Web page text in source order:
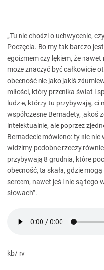
„Tu nie chodzi o uchwycenie,
Poczęcia. Bo my tak bardzo
egoizmem czy lękiem, że
może znaczyć być całkowicie
obecność nie jako jakiś
miłości, który przenika świat i
ludzie, którzy tu przybywają, ci
współczesne Bernadety, jakoś
intelektualnie, ale poprzez
Bernadecie mówiono: ty nic nie
widzimy podobne rzeczy
przybywają 8 grudnia, które
obecność, ta skała, gdzie
sercem, nawet jeśli nie są tego
słowach”.
kb/ rv